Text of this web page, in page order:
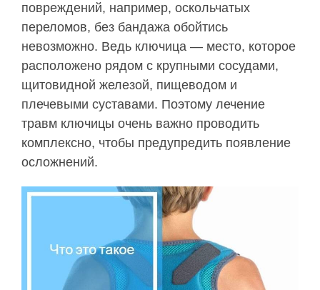
повреждений, например, оскольчатых
переломов, без бандажа обойтись
невозможно. Ведь ключица — место, которое
расположено рядом с крупными сосудами,
щитовидной железой, пищеводом и
плечевыми суставами. Поэтому лечение
травм ключицы очень важно проводить
комплексно, чтобы предупредить появление
осложнений.